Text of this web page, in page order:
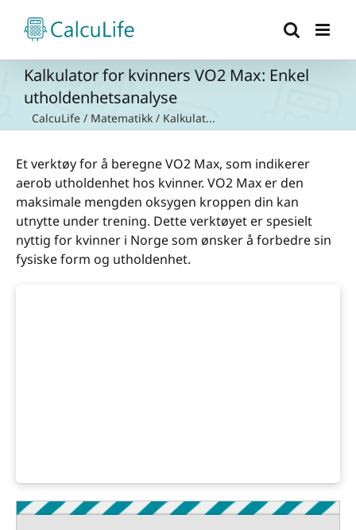
content
Kalkulator for kvinners VO2 Max: Enkel
utholdenhetsanalyse
CalcuLife / Matematikk / Kalkulat...
Et verktøy for å beregne VO2 Max, som indikerer
aerob utholdenhet hos kvinner. VO2 Max er den
maksimale mengden oksygen kroppen din kan
utnytte under trening. Dette verktøyet er spesielt
nyttig for kvinner i Norge som ønsker å forbedre sin
fysiske form og utholdenhet.